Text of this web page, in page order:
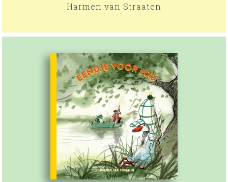
Harmen van Straaten